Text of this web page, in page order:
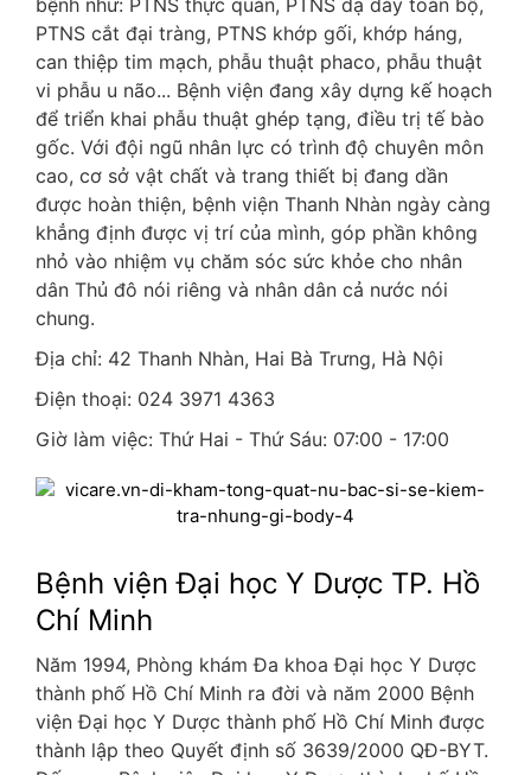
bệnh như: PTNS thực quản, PTNS dạ dày toàn bộ,
PTNS cắt đại tràng, PTNS khớp gối, khớp háng,
can thiệp tim mạch, phẫu thuật phaco, phẫu thuật
vi phẫu u não... Bệnh viện đang xây dựng kế hoạch
để triển khai phẫu thuật ghép tạng, điều trị tế bào
gốc. Với đội ngũ nhân lực có trình độ chuyên môn
cao, cơ sở vật chất và trang thiết bị đang dần
được hoàn thiện, bệnh viện Thanh Nhàn ngày càng
khẳng định được vị trí của mình, góp phần không
nhỏ vào nhiệm vụ chăm sóc sức khỏe cho nhân
dân Thủ đô nói riêng và nhân dân cả nước nói
chung.
Địa chỉ: 42 Thanh Nhàn, Hai Bà Trưng, Hà Nội
Điện thoại: 024 3971 4363
Giờ làm việc: Thứ Hai - Thứ Sáu: 07:00 - 17:00
Bệnh viện Đại học Y Dược TP. Hồ
Chí Minh
Năm 1994, Phòng khám Đa khoa Đại học Y Dược
thành phố Hồ Chí Minh ra đời và năm 2000 Bệnh
viện Đại học Y Dược thành phố Hồ Chí Minh được
thành lập theo Quyết định số 3639/2000 QĐ-BYT.